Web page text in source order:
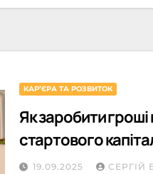
КАРʼЄРА ТА РОЗВИТОК
Як заробити гроші
стартового
практики
19.09.2025 СЕРГІЙ